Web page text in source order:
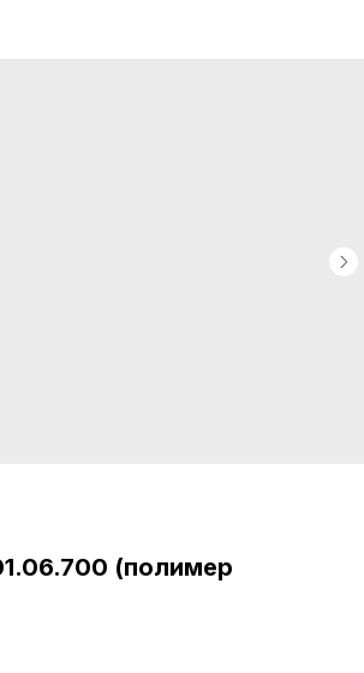
(полимер